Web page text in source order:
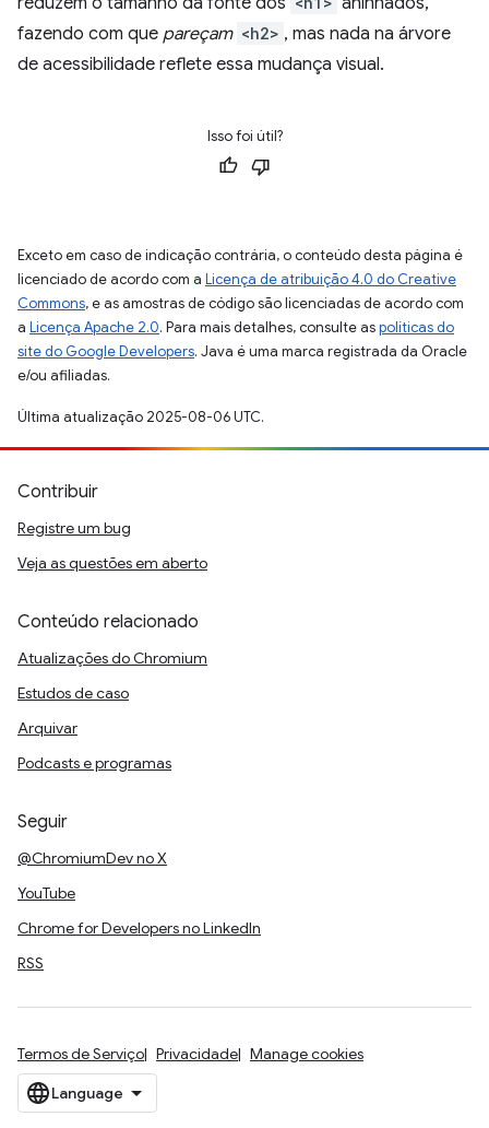
fazendo com que pareçam <h2> , mas nada na árvore
de acessibilidade reflete essa mudança visual.
Isso foi útil?
Exceto em caso de indicação contrária, o conteúdo desta página é
licenciado de acordo com a Licença de atribuição 4.0 do Creative
Commons, e as amostras de código são licenciadas de acordo com
a Licença Apache 2.0. Para mais detalhes, consulte aspolíticas do
site do Google Developers. Java é uma marca registrada da Oracle
e/ou afiliadas.
Última atualização 2025-08-06 UTC.
Contribuir
Registre um bug
Veja as questões em aberto
Conteúdo relacionado
Atualizações do Chromium
Estudos de caso
Arquivar
Podcasts e programas
Seguir
@ChromiumDev no X
YouTube
Chrome for Developers no LinkedIn
RSS
Termos de Serviço Privacidade Manage cookies